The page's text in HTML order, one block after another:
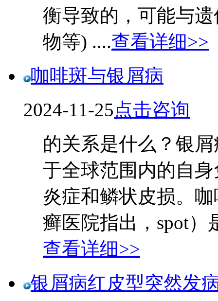
衡导致的，可能与
物等) ....查看详细>>
咖啡斑与银屑病
2024-11-25点击咨询
的关系是什么？银
于全球范围内的自
炎症和鳞状皮损。
癣医院指出，spot）
查看详细>>
银屑病红皮型突然发